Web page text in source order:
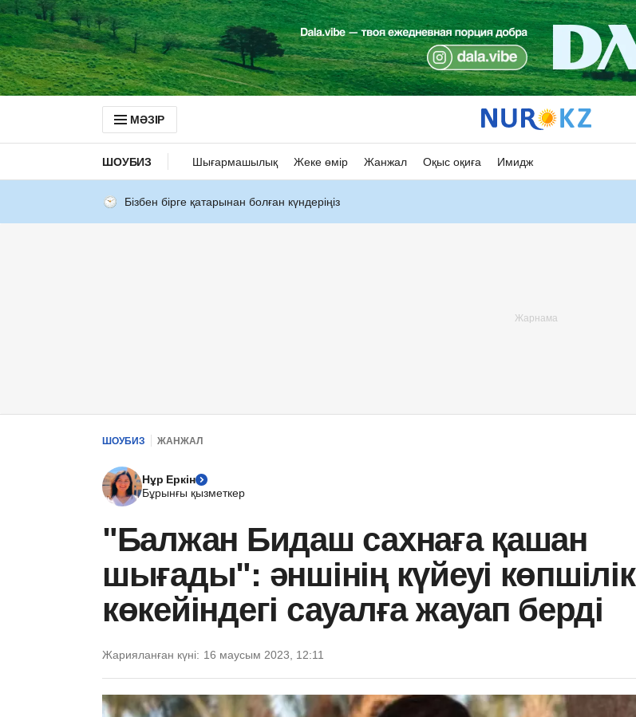
МӘЗІР
ШОУБИЗ Шығармашылық Жеке өмір Жанжал Оқыс оқиға Имидж
Бізбен бірге қатарынан болған күндеріңіз
ШОУБИЗ ЖАНЖАЛ
Нұр Еркін
Бұрынғы қызметкер
"Балжан Бидаш сахнаға қашан
шығады": әншінің күйеуі көпшілік
көкейіндегі сауалға жауап берді
Жарияланған күні: 16 маусым 2023, 12:11